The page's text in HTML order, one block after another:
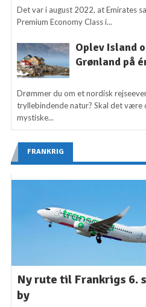
Det var i august 2022, at Emirates
Premium Economy Class i...
Oplev Island
Grønland på
Drømmer du om et nordisk
tryllebindende natur? Skal det være
mystiske...
FRANKRIG
Ny rute til Frankrigs 6.
by